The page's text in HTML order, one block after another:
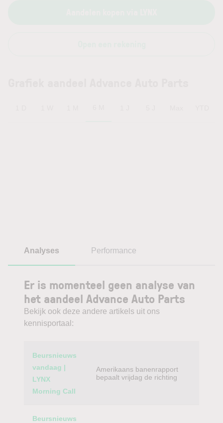
Analyses Performance
Er is momenteel geen analyse van
het aandeel Advance Auto Parts
Bekijk ook deze andere artikels uit ons
kennisportaal:
Category
Beursnieuws
vandaag |
LYNX
Morning Call
Amerikaans banenrapport
bepaalt vrijdag de richting
Beursnieuws